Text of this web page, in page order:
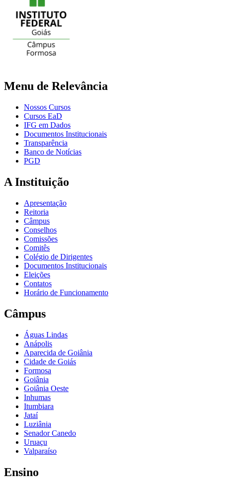
Menu de Relevância
Nossos Cursos
Cursos EaD
IFG em Dados
Documentos Institucionais
Transparência
Banco de Notícias
PGD
A Instituição
Apresentação
Reitoria
Câmpus
Conselhos
Comissões
Comitês
Colégio de Dirigentes
Documentos Institucionais
Eleições
Contatos
Horário de Funcionamento
Câmpus
Águas Lindas
Anápolis
Aparecida de Goiânia
Cidade de Goiás
Formosa
Goiânia
Goiânia Oeste
Inhumas
Itumbiara
Jataí
Luziânia
Senador Canedo
Uruaçu
Valparaíso
Ensino